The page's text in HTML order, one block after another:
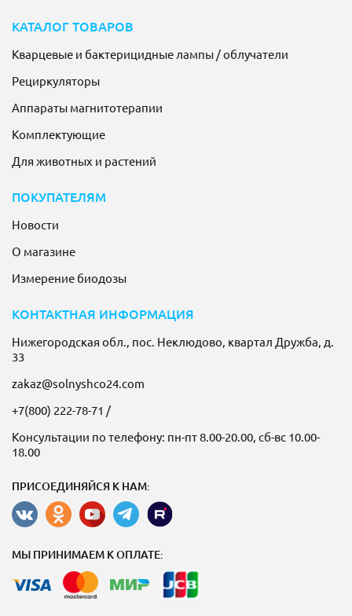
КАТАЛОГ ТОВАРОВ
Кварцевые и бактерицидные лампы / облучатели
Рециркуляторы
Аппараты магнитотерапии
Комплектующие
Для животных и растений
ПОКУПАТЕЛЯМ
Новости
О магазине
Измерение биодозы
КОНТАКТНАЯ ИНФОРМАЦИЯ
Нижегородская обл., пос. Неклюдово, квартал Дружба, д.
33
zakaz@solnyshco24.com
+7(800) 222-78-71 /
Консультации по телефону: пн-пт 8.00-20.00, сб-вс 10.00-
18.00
ПРИСОЕДИНЯЙСЯ К НАМ:
МЫ ПРИНИМАЕМ К ОПЛАТЕ: